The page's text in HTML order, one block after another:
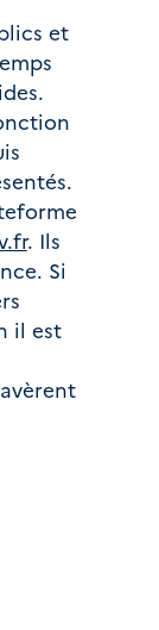
et
. Ils
Si
il est